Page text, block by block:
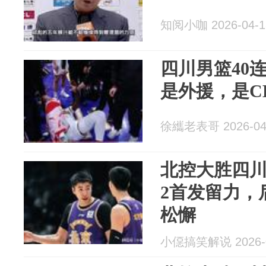
知阅小咖 2026-04-
四川男篮40
是外援，是
徐纗老表哥 2026-
北控大胜四
2首发留力，
松懈
小僫搞笑解说